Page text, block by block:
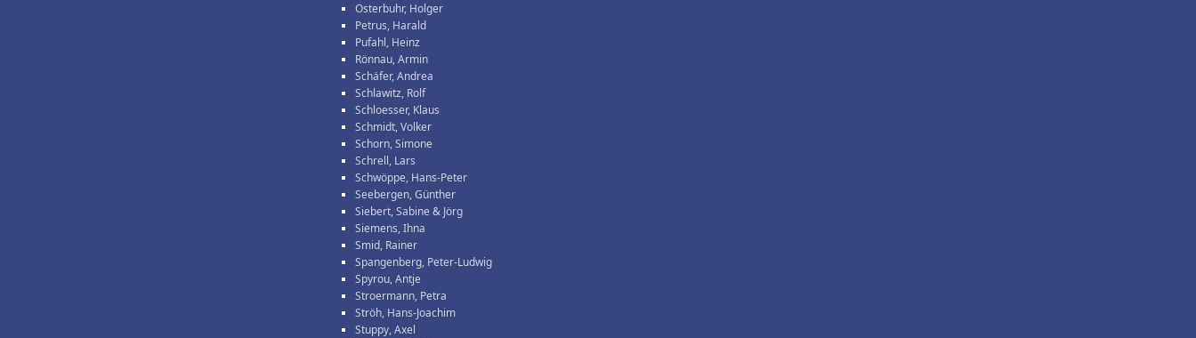
Osterbuhr, Holger
Petrus, Harald
Pufahl, Heinz
Rönnau, Armin
Schäfer, Andrea
Schlawitz, Rolf
Schloesser, Klaus
Schmidt, Volker
Schorn, Simone
Schrell, Lars
Schwöppe, Hans-Peter
Seebergen, Günther
Siebert, Sabine & Jörg
Siemens, Ihna
Smid, Rainer
Spangenberg, Peter-Ludwig
Spyrou, Antje
Stroermann, Petra
Ströh, Hans-Joachim
Stuppy, Axel